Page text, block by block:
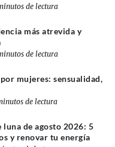
de lectura
más atrevida y
de lectura
mujeres: sensualidad,
de lectura
luna de agosto 2026: 5
y renovar tu energía